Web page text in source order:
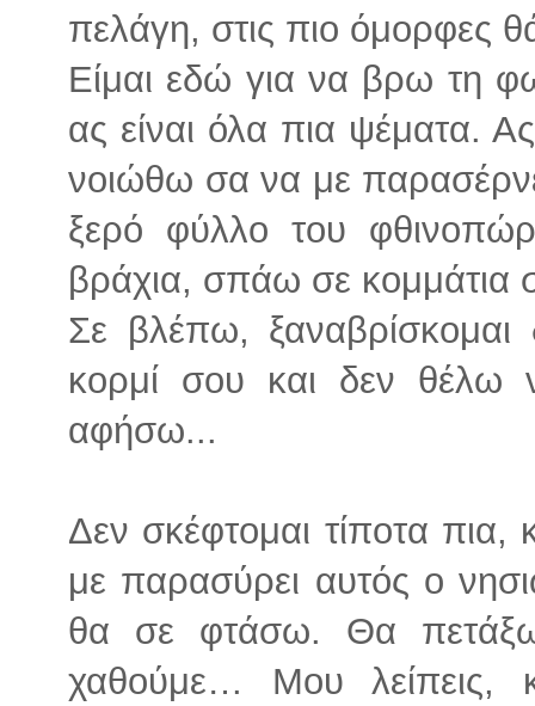
πελάγη, στις πιο όμορφες
Είμαι εδώ για να βρω τη
ας είναι όλα πια ψέματα.
νοιώθω σα να με
ξερό φύλλο του
βράχια, σπάω σε κομμάτια
Σε βλέπω,
κορμί σου και δεν
αφήσω...
Δεν σκέφτομαι τίποτα πια,
με παρασύρει αυτός ο
θα σε φτάσω. Θα
χαθούμε… Μου λείπεις,